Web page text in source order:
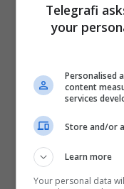
Telegrafi
your
Personalised
content
services
Store and/or
Learn more
Your personal data